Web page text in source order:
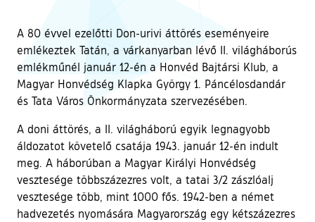
A 80 évvel ezelőtti Don-urivi áttörés eseményeire
emlékeztek Tatán, a várkanyarban lévő II. világháborús
emlékműnél január 12-én a Honvéd Bajtársi Klub, a
Magyar Honvédség Klapka György 1. Páncélosdandár
és Tata Város Önkormányzata szervezésében.
A doni áttörés, a II. világháború egyik legnagyobb
áldozatot követelő csatája 1943. január 12-én indult
meg. A háborúban a Magyar Királyi Honvédség
vesztesége többszázezres volt, a tatai 3/2 zászlóalj
vesztesége több, mint 1000 fős. 1942-ben a német
hadvezetés nyomására Magyarország egy kétszázezres